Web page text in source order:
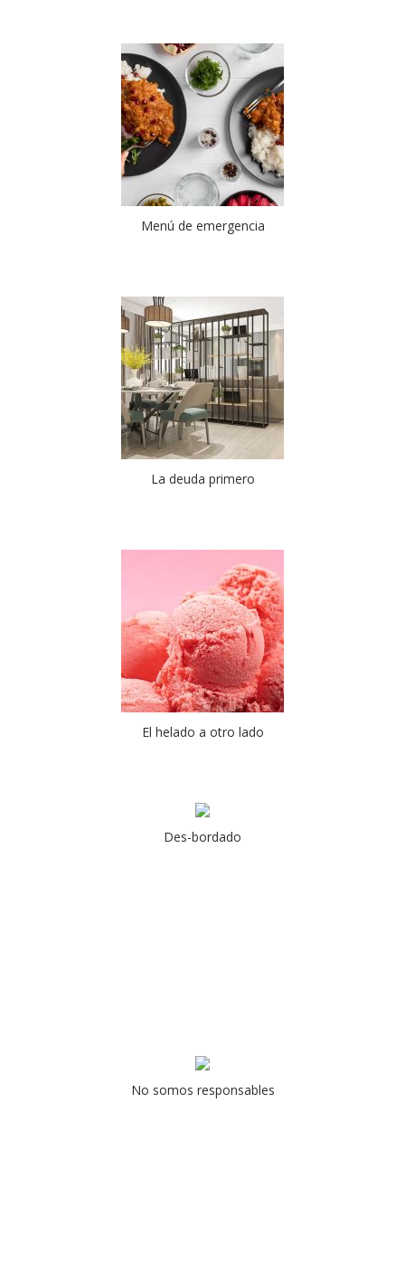
Menú de emergencia
La deuda primero
El helado a otro lado
Des-bordado
No somos responsables